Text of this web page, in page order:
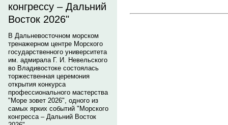
конгрессу – Дальний
Восток 2026"
В Дальневосточном морском
тренажерном центре Морского
государственного университета
им. адмирала Г. И. Невельского
во Владивостоке состоялась
торжественная церемония
открытия конкурса
профессионального мастерства
"Море зовет 2026", одного из
самых ярких событий "Морского
конгресса – Дальний Восток